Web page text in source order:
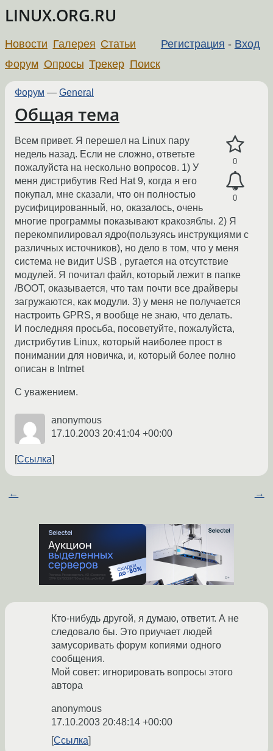
LINUX.ORG.RU
Регистрация - Вход
Новости Галерея Статьи
Форум Опросы Трекер Поиск
Форум — General
Общая тема
0
0
Всем привет. Я перешeл на Linux пару
недель назад. Если не сложно, ответьте
пожалуйста на нескольно вопросов. 1) У
меня дистрибутив Red Hat 9, когда я его
покупал, мне сказали, что он полностью
русифицированный, но, оказалось, очень
многие программы показывают кракозяблы. 2) Я
перекомпилировал ядро(пользуясь инструкциями с
различных источников), но дело в том, что у меня
система не видит USB , ругается на отсутствие
модулей. Я почитал файл, который лежит в папке
/BOOT, оказывается, что там почти все драйверы
загружаются, как модули. 3) у меня не получается
настроить GPRS, я вообще не знаю, что делать.
И последняя просьба, посоветуйте, пожалуйста,
дистрибутив Linux, который наиболее прост в
понимании для новичка, и, который более полно
описан в Intrnet
С уважением.
anonymous
17.10.2003 20:41:04 +00:00
Ссылка
← →
Кто-нибудь другой, я думаю, ответит. А не
следовало бы. Это приучает людей
замусоривать форум копиями одного
сообщения.
Мой совет: игнорировать вопросы этого
автора
anonymous
17.10.2003 20:48:14 +00:00
Ссылка